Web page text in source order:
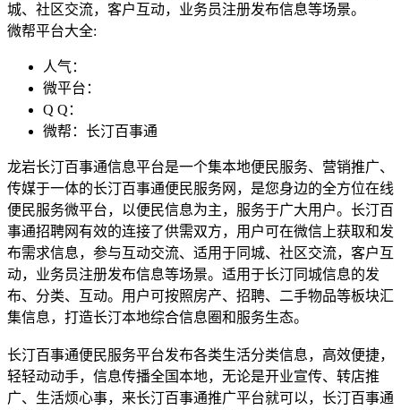
城、社区交流，客户互动，业务员注册发布信息等场景。
微帮平台大全:
人气：
微平台：
Q Q：
微帮：长汀百事通
龙岩长汀百事通信息平台是一个集本地便民服务、营销推广、
传媒于一体的长汀百事通便民服务网，是您身边的全方位在线
便民服务微平台，以便民信息为主，服务于广大用户。长汀百
事通招聘网有效的连接了供需双方，用户可在微信上获取和发
布需求信息，参与互动交流、适用于同城、社区交流，客户互
动，业务员注册发布信息等场景。适用于长汀同城信息的发
布、分类、互动。用户可按照房产、招聘、二手物品等板块汇
集信息，打造长汀本地综合信息圈和服务生态。
长汀百事通便民服务平台发布各类生活分类信息，高效便捷，
轻轻动动手，信息传播全国本地，无论是开业宣传、转店推
广、生活烦心事，来长汀百事通推广平台就可以，长汀百事通